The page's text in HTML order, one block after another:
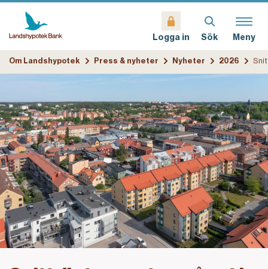
Logga in Sök Meny
Om Landshypotek Press & nyheter Nyheter 2026